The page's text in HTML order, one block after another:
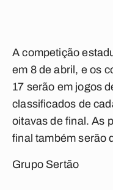
A competição
em 8 de abril, e os
17 serão em jogos
classificados de
oitavas de final. As
final também serão
Grupo Sertão